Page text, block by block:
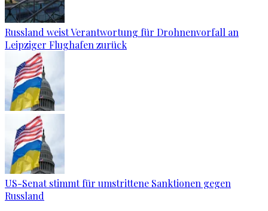
Russland weist Verantwortung für Drohnenvorfall an
Leipziger Flughafen zurück
US-Senat stimmt für umstrittene Sanktionen gegen
Russland